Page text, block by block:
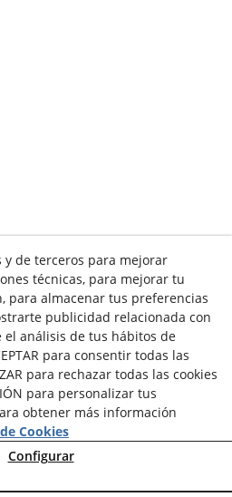
TODOS/AS
y de terceros para mejorar
técnicas, para mejorar tu
para almacenar tus preferencias
publicidad relacionada con
análisis de tus hábitos de
para consentir todas las
para rechazar todas las cookies
para personalizar tus
obtener más información
Cookies
Configurar